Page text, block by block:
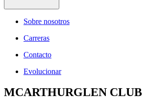
Sobre nosotros
Carreras
Contacto
Evolucionar
MCARTHURGLEN CLUB